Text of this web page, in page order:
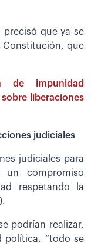
precisó que ya se
Constitución, que
de impunidad
liberaciones
judiciales
judiciales para
un compromiso
respetando la
podrían realizar,
política, “todo se